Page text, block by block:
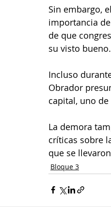
Sin embargo,
importancia
de que
su visto bueno.
Incluso
Obrador
capital, uno
La demora
críticas sobre
que se
Bloque 3